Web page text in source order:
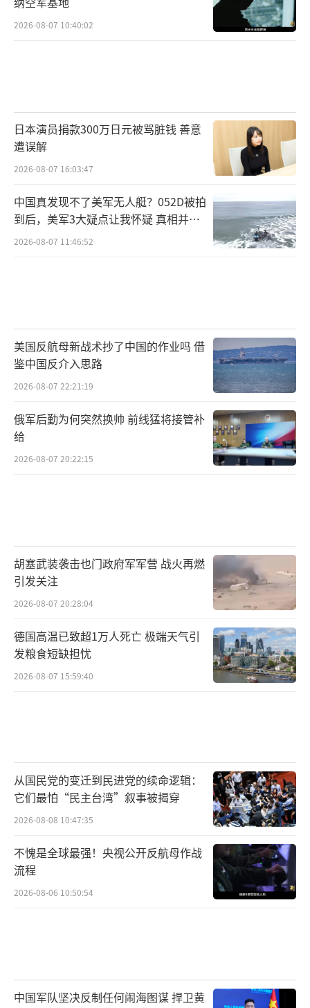
2026-08-07 10:40:02
日本演员捐款300万日元被骂脏钱 善意
遭误解
2026-08-07 16:03:47
中国真发现不了美军无人艇？052D被拍
到后，美军3大疑点让我怀疑 真相并非
如此
2026-08-07 11:46:52
美国反航母新战术抄了中国的作业吗 借
鉴中国反介入思路
2026-08-07 22:21:19
俄军后勤为何突然换帅 前线猛将接管补
给
2026-08-07 20:22:15
胡塞武装袭击也门政府军军营 战火再燃
引发关注
2026-08-07 20:28:04
德国高温已致超1万人死亡 极端天气引
发粮食短缺担忧
2026-08-07 15:59:40
从国民党的变迁到民进党的续命逻辑：
它们最怕“民主台湾”叙事被揭穿
2026-08-08 10:47:35
不愧是全球最强！央视公开反航母作战
流程
2026-08-06 10:50:54
中国军队坚决反制任何闹海图谋 捍卫黄